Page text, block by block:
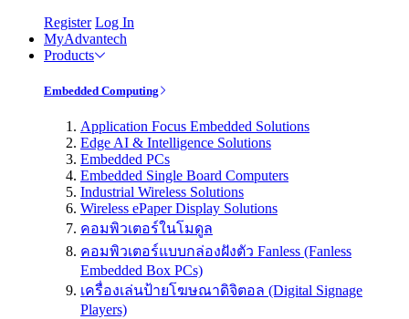
Register Log In
MyAdvantech
Products
Embedded Computing
Application Focus Embedded Solutions
Edge AI & Intelligence Solutions
Embedded PCs
Embedded Single Board Computers
Industrial Wireless Solutions
Wireless ePaper Display Solutions
คอมพิวเตอร์ในโมดูล
คอมพิวเตอร์แบบกล่องฝังตัว Fanless (Fanless
Embedded Box PCs)
เครื่องเล่นป้ายโฆษณาดิจิตอล (Digital Signage
Players)